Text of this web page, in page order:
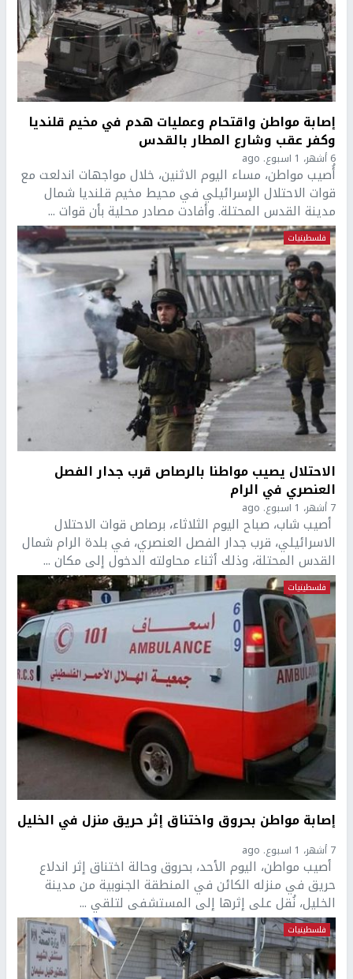
إصابة مواطن واقتحام وعمليات هدم في مخيم قلنديا
وكفر عقب وشارع المطار بالقدس
6 أشهر، 1 اسبوع. ago
أُصيب مواطن، مساء اليوم الاثنين، خلال مواجهات اندلعت مع
قوات الاحتلال الإسرائيلي في محيط مخيم قلنديا شمال
مدينة القدس المحتلة. وأفادت مصادر محلية بأن قوات ...
فلسطينيات
الاحتلال يصيب مواطنا بالرصاص قرب جدار الفصل
العنصري في الرام
7 أشهر، 1 اسبوع. ago
أصيب شاب، صباح اليوم الثلاثاء، برصاص قوات الاحتلال
الاسرائيلي، قرب جدار الفصل العنصري، في بلدة الرام شمال
القدس المحتلة، وذلك أثناء محاولته الدخول إلى مكان ...
فلسطينيات
إصابة مواطن بحروق واختناق إثر حريق منزل في الخليل
7 أشهر، 1 اسبوع. ago
أصيب مواطن، اليوم الأحد، بحروق وحالة اختناق إثر اندلاع
حريق في منزله الكائن في المنطقة الجنوبية من مدينة
الخليل، نُقل على إثرها إلى المستشفى لتلقي ...
فلسطينيات